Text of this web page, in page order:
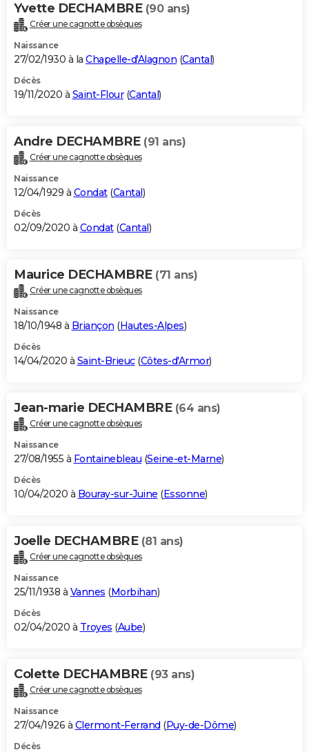
Yvette DECHAMBRE (90 ans)
Créer une cagnotte obsèques
Naissance
27/02/1930 à la Chapelle-d'Alagnon (Cantal)
Décès
19/11/2020 à Saint-Flour(Cantal)
Andre DECHAMBRE (91 ans)
Créer une cagnotte obsèques
Naissance
12/04/1929 à Condat(Cantal)
Décès
02/09/2020 à Condat(Cantal)
Maurice DECHAMBRE (71 ans)
Créer une cagnotte obsèques
Naissance
18/10/1948 à Briançon (Hautes-Alpes)
Décès
14/04/2020 à Saint-Brieuc(Côtes-d'Armor)
Jean-marie DECHAMBRE (64 ans)
Créer une cagnotte obsèques
Naissance
27/08/1955 à Fontainebleau (Seine-et-Marne)
Décès
10/04/2020 à Bouray-sur-Juine (Essonne)
Joelle DECHAMBRE (81 ans)
Créer une cagnotte obsèques
Naissance
25/11/1938 à Vannes (Morbihan)
Décès
02/04/2020 à Troyes (Aube)
Colette DECHAMBRE (93 ans)
Créer une cagnotte obsèques
Naissance
27/04/1926 à Clermont-Ferrand (Puy-de-Dôme)
Décès